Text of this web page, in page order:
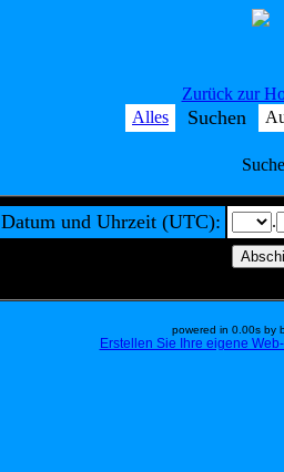
Zurück zur
Alles
Suchen
Datum und Uhrzeit (UTC): .
powered in 0.00s by
Erstellen Sie Ihre eigene